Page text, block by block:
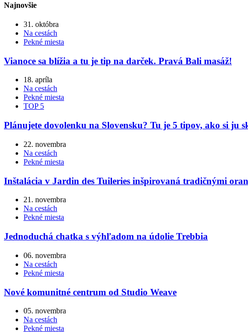
Najnovšie
31. októbra
Na cestách
Pekné miesta
Vianoce sa blížia a tu je tip na darček. Pravá Bali masáž!
18. apríla
Na cestách
Pekné miesta
TOP 5
Plánujete dovolenku na Slovensku? Tu je 5 tipov, ako si ju
22. novembra
Na cestách
Pekné miesta
Inštalácia v Jardin des Tuileries inšpirovaná tradičnými
21. novembra
Na cestách
Pekné miesta
Jednoduchá chatka s výhľadom na údolie Trebbia
06. novembra
Na cestách
Pekné miesta
Nové komunitné centrum od Studio Weave
05. novembra
Na cestách
Pekné miesta